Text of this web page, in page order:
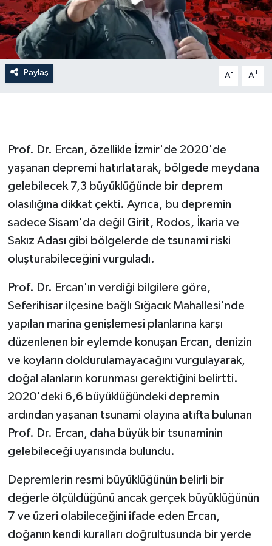
Paylaş A- A+
Prof. Dr. Ercan, özellikle İzmir'de 2020'de
yaşanan depremi hatırlatarak, bölgede meydana
gelebilecek 7,3 büyüklüğünde bir deprem
olasılığına dikkat çekti. Ayrıca, bu depremin
sadece Sisam'da değil Girit, Rodos, İkaria ve
Sakız Adası gibi bölgelerde de tsunami riski
oluşturabileceğini vurguladı.
Prof. Dr. Ercan'ın verdiği bilgilere göre,
Seferihisar ilçesine bağlı Sığacık Mahallesi'nde
yapılan marina genişlemesi planlarına karşı
düzenlenen bir eylemde konuşan Ercan, denizin
ve koyların doldurulamayacağını vurgulayarak,
doğal alanların korunması gerektiğini belirtti.
2020'deki 6,6 büyüklüğündeki depremin
ardından yaşanan tsunami olayına atıfta bulunan
Prof. Dr. Ercan, daha büyük bir tsunaminin
gelebileceği uyarısında bulundu.
Depremlerin resmi büyüklüğünün belirli bir
değerle ölçüldüğünü ancak gerçek büyüklüğünün
7 ve üzeri olabileceğini ifade eden Ercan,
doğanın kendi kuralları doğrultusunda bir yerde
DÜNYA
ROPORTAJ
MAGAZİN
MEDYA
SEÇİM 2011
ÜÇÜNCÜ SAYFA
BİLİMNET
Yemek
SİVİL TOPLUM
SEÇİM 2014
KİM KİMDİR
ÇEK GÖNDER
KİTAP
HEDEF2020
MİZAH